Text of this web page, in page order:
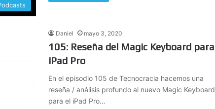
Daniel mayo 3, 2020
105: Reseña del Magic Keyboard para
iPad Pro
En el episodio 105 de Tecnocracia hacemos una
reseña / análisis profundo al nuevo Magic Keyboard
para el iPad Pro…